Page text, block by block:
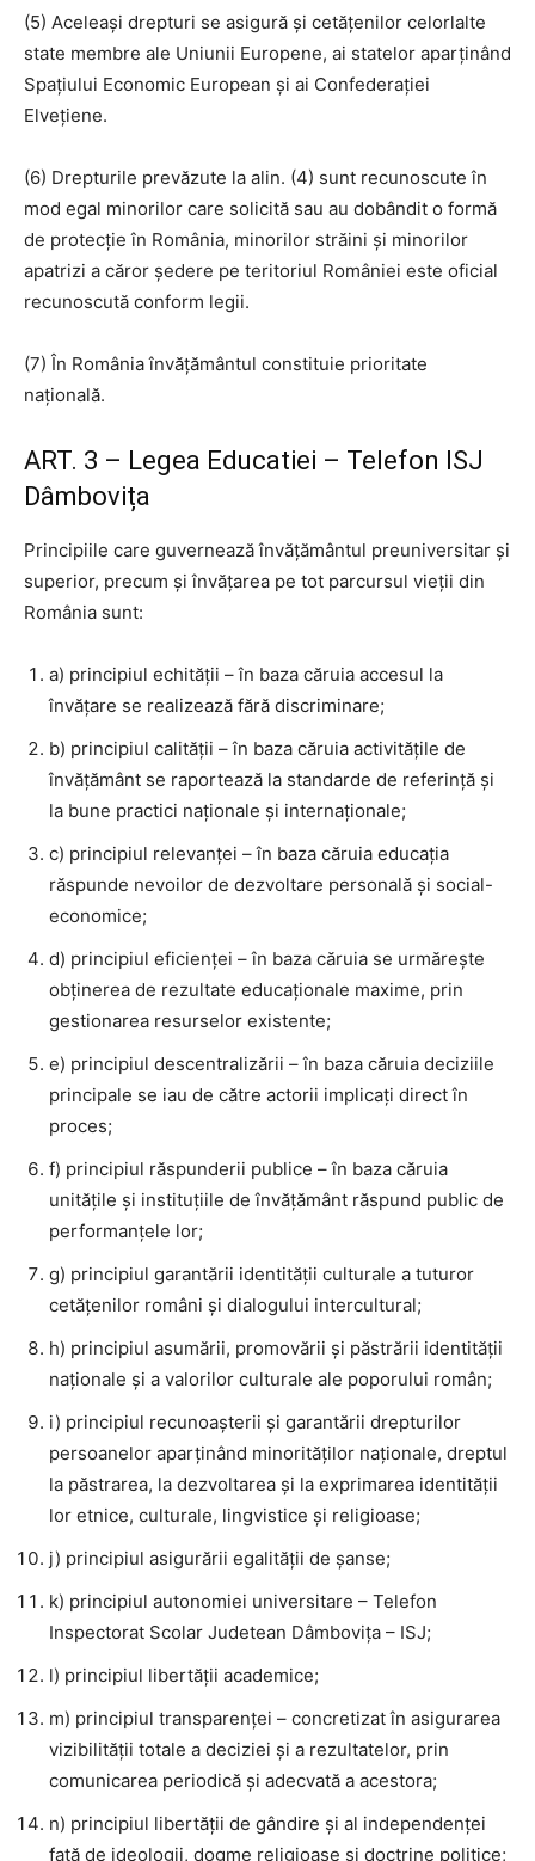
(5) Aceleaşi drepturi se asigură şi cetăţenilor celorlalte
state membre ale Uniunii Europene, ai statelor aparţinând
Spaţiului Economic European şi ai Confederaţiei
Elveţiene.
(6) Drepturile prevăzute la alin. (4) sunt recunoscute în
mod egal minorilor care solicită sau au dobândit o formă
de protecţie în România, minorilor străini şi minorilor
apatrizi a căror şedere pe teritoriul României este oficial
recunoscută conform legii.
(7) În România învăţământul constituie prioritate
naţională.
ART. 3 – Legea Educatiei – Telefon ISJ
Dâmbovița
Principiile care guvernează învăţământul preuniversitar şi
superior, precum şi învăţarea pe tot parcursul vieţii din
România sunt:
a) principiul echităţii – în baza căruia accesul la
învăţare se realizează fără discriminare;
b) principiul calităţii – în baza căruia activităţile de
învăţământ se raportează la standarde de referinţă şi
la bune practici naţionale şi internaţionale;
c) principiul relevanţei – în baza căruia educaţia
răspunde nevoilor de dezvoltare personală şi social-
economice;
d) principiul eficienţei – în baza căruia se urmăreşte
obţinerea de rezultate educaţionale maxime, prin
gestionarea resurselor existente;
e) principiul descentralizării – în baza căruia deciziile
principale se iau de către actorii implicaţi direct în
proces;
f) principiul răspunderii publice – în baza căruia
unităţile şi instituţiile de învăţământ răspund public de
performanţele lor;
g) principiul garantării identităţii culturale a tuturor
cetăţenilor români şi dialogului intercultural;
h) principiul asumării, promovării şi păstrării identităţii
naţionale şi a valorilor culturale ale poporului român;
i) principiul recunoaşterii şi garantării drepturilor
persoanelor aparţinând minorităţilor naţionale, dreptul
la păstrarea, la dezvoltarea şi la exprimarea identităţii
lor etnice, culturale, lingvistice şi religioase;
j) principiul asigurării egalităţii de şanse;
k) principiul autonomiei universitare – Telefon
Inspectorat Scolar Judetean Dâmbovița – ISJ;
l) principiul libertăţii academice;
m) principiul transparenţei – concretizat în asigurarea
vizibilităţii totale a deciziei şi a rezultatelor, prin
comunicarea periodică şi adecvată a acestora;
n) principiul libertăţii de gândire şi al independenţei
faţă de ideologii, dogme religioase şi doctrine politice;